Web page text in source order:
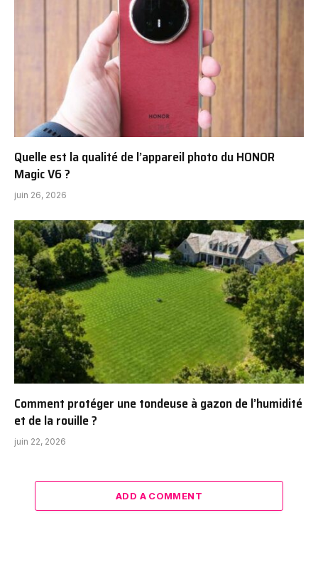
Quelle est la qualité de l’appareil photo du HONOR
Magic V6 ?
juin 26, 2026
Comment protéger une tondeuse à gazon de l’humidité
et de la rouille ?
juin 22, 2026
ADD A COMMENT